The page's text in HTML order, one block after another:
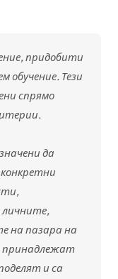
придобити
обучение. Тези
спрямо
да
на пазара на
принадлежат
и са